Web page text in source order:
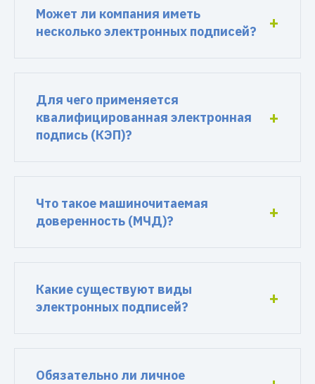
Может ли компания иметь
несколько электронных подписей?
Для чего применяется
квалифицированная электронная
подпись (КЭП)?
Что такое машиночитаемая
доверенность (МЧД)?
Какие существуют виды
электронных подписей?
Обязательно ли личное